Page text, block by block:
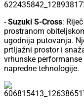
-Suzuki S-Cross:
prostranom
ugodnija putovanja.
prtljažni prostor i
vrhunske
napredne tehnologije.